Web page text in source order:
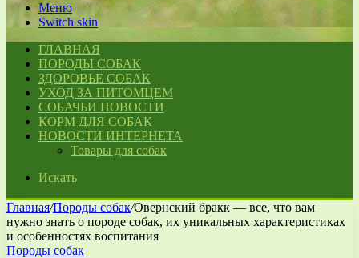
Меню
Switch skin
ГЛАВНАЯ
ПОРОДЫ СОБАК
ЗДОРОВЬЕ СОБАК
УХОД ЗА ПИТОМЦЕМ
СОБАЧЬИ НОВОСТИ
КОРМ ДЛЯ СОБАК
НОВОСТИ ИНТЕРНЕТА
Товары для собак
Искать
Главная/Породы собак/Овернский бракк — все, что вам
нужно знать о породе собак, их уникальных характеристиках
и особенностях воспитания
Породы собак